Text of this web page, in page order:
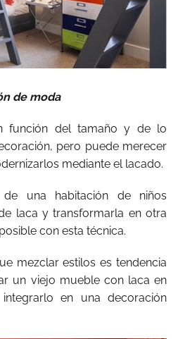
de moda
función del tamaño y de lo
pero puede merecer
mediante el lacado.
de una habitación de niños
laca y transformarla en otra
con esta técnica.
mezclar estilos es tendencia
un viejo mueble con laca en
en una decoración